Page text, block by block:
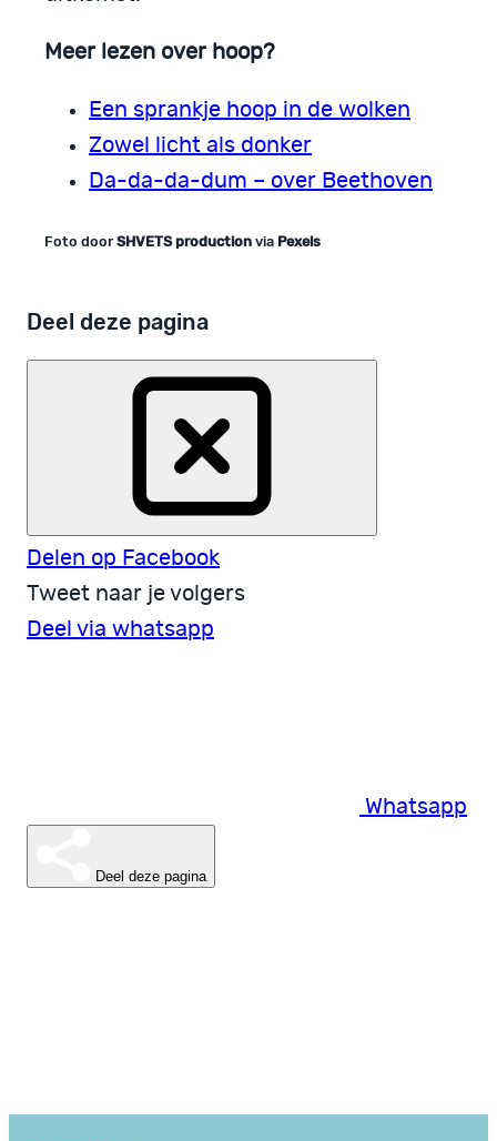
Meer lezen over hoop?
Een sprankje hoop in de wolken
Zowel licht als donker
Da-da-da-dum – over Beethoven
Foto doorSHVETS production via Pexels
Deel deze pagina
Delen op Facebook
Tweet naar je volgers
Deel via whatsapp
Whatsapp
Deel deze pagina